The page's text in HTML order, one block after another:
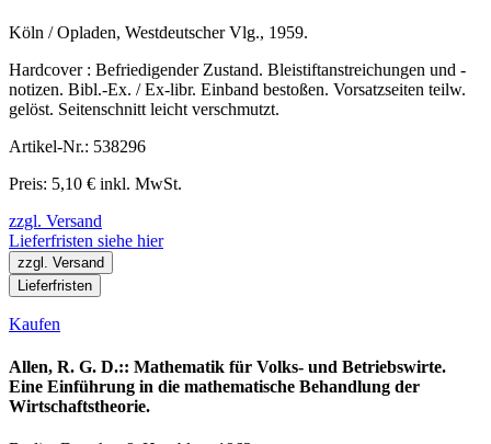
Köln / Opladen, Westdeutscher Vlg., 1959.
Hardcover : Befriedigender Zustand. Bleistiftanstreichungen und -
notizen. Bibl.-Ex. / Ex-libr. Einband bestoßen. Vorsatzseiten teilw.
gelöst. Seitenschnitt leicht verschmutzt.
Artikel-Nr.: 538296
Preis: 5,10 € inkl. MwSt.
zzgl. Versand
Lieferfristen siehe hier
zzgl. Versand
Lieferfristen
Kaufen
Allen, R. G. D.:: Mathematik für Volks- und Betriebswirte.
Eine Einführung in die mathematische Behandlung der
Wirtschaftstheorie.